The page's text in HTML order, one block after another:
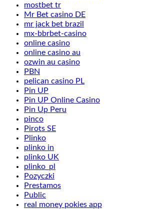
mostbet tr
Mr Bet casino DE
mr jack bet brazil
mx-bbrbet-casino
online casino
online casino au
ozwin au casino
PBN
pelican casino PL
Pin UP
Pin UP Online Casino
Pin Up Peru
pinco
Pirots SE
Plinko
plinko in
plinko UK
plinko_pl
Pozyczki
Prestamos
Public
real money pokies app